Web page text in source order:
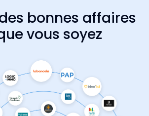
bonnes affaires
vous soyez